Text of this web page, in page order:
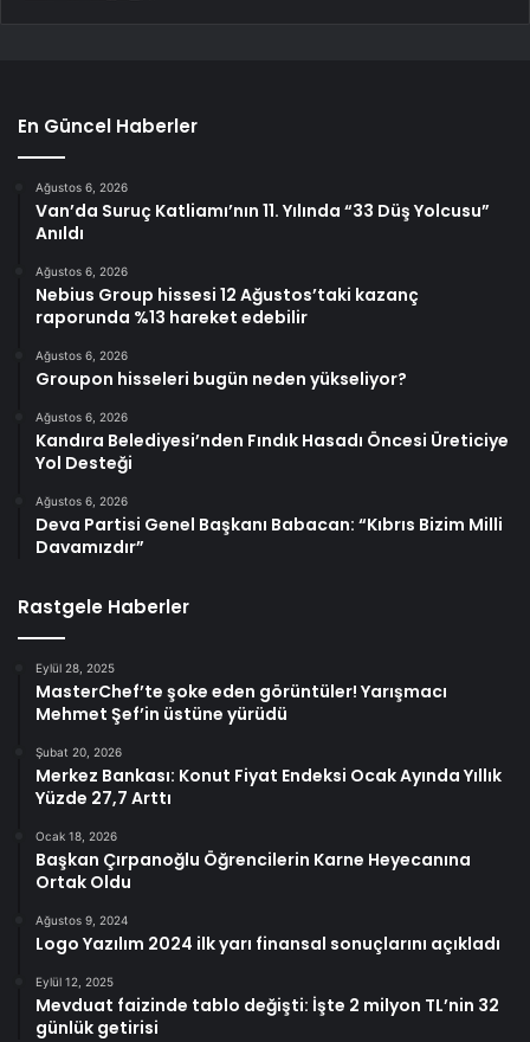
En Güncel Haberler
Ağustos 6, 2026
Van’da Suruç Katliamı’nın 11. Yılında “33 Düş Yolcusu”
Anıldı
Ağustos 6, 2026
Nebius Group hissesi 12 Ağustos’taki kazanç
raporunda %13 hareket edebilir
Ağustos 6, 2026
Groupon hisseleri bugün neden yükseliyor?
Ağustos 6, 2026
Kandıra Belediyesi’nden Fındık Hasadı Öncesi Üreticiye
Yol Desteği
Ağustos 6, 2026
Deva Partisi Genel Başkanı Babacan: “Kıbrıs Bizim Milli
Davamızdır”
Rastgele Haberler
Eylül 28, 2025
MasterChef’te şoke eden görüntüler! Yarışmacı
Mehmet Şef’in üstüne yürüdü
Şubat 20, 2026
Merkez Bankası: Konut Fiyat Endeksi Ocak Ayında Yıllık
Yüzde 27,7 Arttı
Ocak 18, 2026
Başkan Çırpanoğlu Öğrencilerin Karne Heyecanına
Ortak Oldu
Ağustos 9, 2024
Logo Yazılım 2024 ilk yarı finansal sonuçlarını açıkladı
Eylül 12, 2025
Mevduat faizinde tablo değişti: İşte 2 milyon TL’nin 32
günlük getirisi